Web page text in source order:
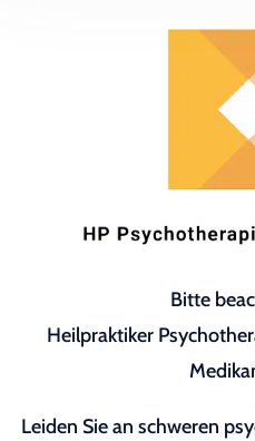
Bitte
Heilpraktiker
Leiden Sie an schweren